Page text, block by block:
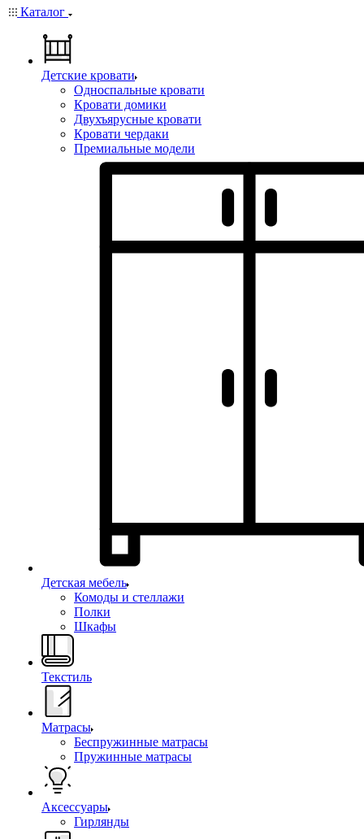
Каталог
Детские кровати
Односпальные кровати
Кровати домики
Двухъярусные кровати
Кровати чердаки
Премиальные модели
Детская мебель
Комоды и стеллажи
Полки
Шкафы
Текстиль
Матрасы
Беспружинные матрасы
Пружинные матрасы
Аксессуары
Гирлянды